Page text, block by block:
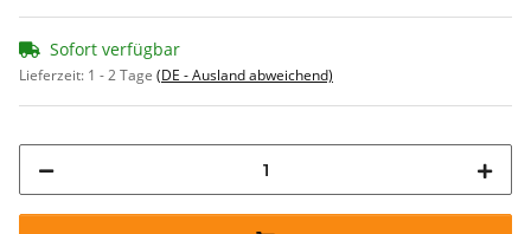
Sofort verfügbar
Lieferzeit: 1 - 2 Tage (DE - Ausland abweichend)